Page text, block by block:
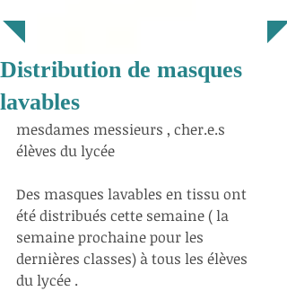
Distribution de masques
lavables
mesdames messieurs , cher.e.s
élèves du lycée
Des masques lavables en tissu ont
été distribués cette semaine ( la
semaine prochaine pour les
dernières classes) à tous les élèves
du lycée .